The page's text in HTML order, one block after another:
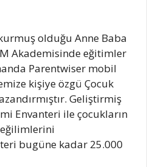
olduğu Anne Baba
Akademisinde eğitimler
Parentwiser mobil
kişiye özgü Çocuk
Geliştirmiş
Envanteri ile çocukların
bugüne kadar 25.000